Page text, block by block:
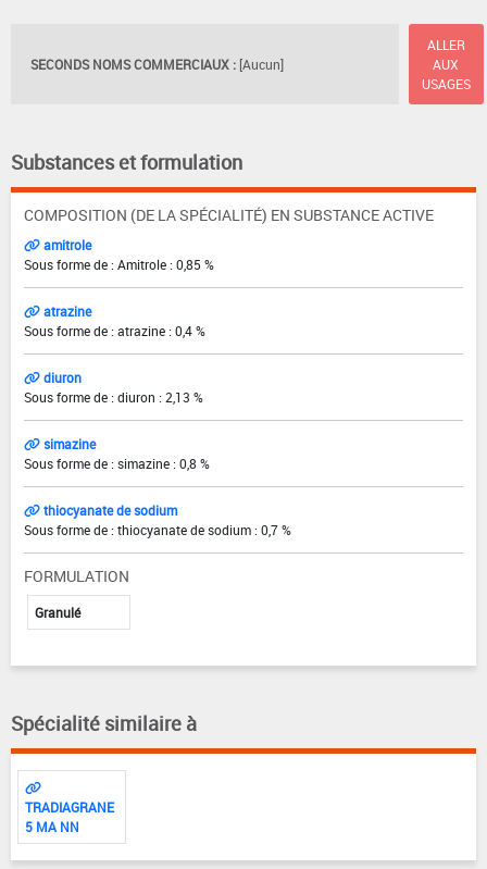
SECONDS NOMS COMMERCIAUX : [Aucun]
ALLER
AUX
USAGES
Substances et formulation
COMPOSITION (DE LA SPÉCIALITÉ) EN SUBSTANCE ACTIVE
amitrole
Sous forme de : Amitrole : 0,85 %
atrazine
Sous forme de : atrazine : 0,4 %
diuron
Sous forme de : diuron : 2,13 %
simazine
Sous forme de : simazine : 0,8 %
thiocyanate de sodium
Sous forme de : thiocyanate de sodium : 0,7 %
FORMULATION
Granulé
Spécialité similaire à
TRADIAGRANE
5 MA NN